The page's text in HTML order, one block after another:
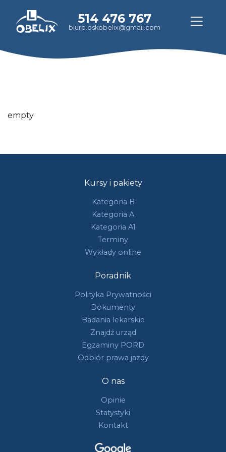
514 476 767
biuro.oskobelix@gmail.com
empty
Kursy i pakiety
Kategoria B
Kategoria A
Kategoria A1
Terminy
Wykłady online
Poradnik
Polityka Prywatności
Dokumenty
Badania lekarskie
Znajdź urząd
Egzaminy PORD
Odbiór prawa jazdy
O nas
Opinie
Statystyki
Kontakt